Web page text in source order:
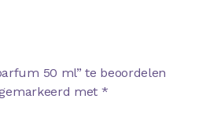
50 ml” te beoordelen
met *